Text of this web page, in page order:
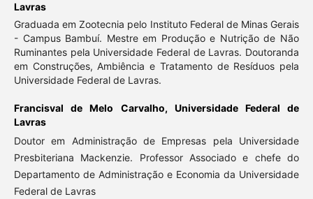
Lavras
Graduada em Zootecnia pelo Instituto Federal de Minas Gerais
- Campus Bambuí. Mestre em Produção e Nutrição de Não
Ruminantes pela Universidade Federal de Lavras. Doutoranda
em Construções, Ambiência e Tratamento de Resíduos pela
Universidade Federal de Lavras.
Francisval de Melo Carvalho, Universidade Federal de
Lavras
Doutor em Administração de Empresas pela Universidade
Presbiteriana Mackenzie. Professor Associado e chefe do
Departamento de Administração e Economia da Universidade
Federal de Lavras